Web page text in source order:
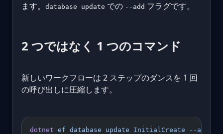
ます。
database update での --add フラグです。
2 つではなく 1 つのコマンド
新しいワークフローは 2 ステップのダンスを 1 回
の呼び出しに圧縮します。
dotnet ef database update InitialCreate --add